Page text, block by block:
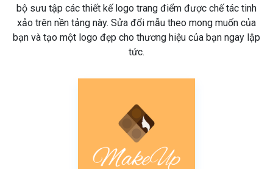
bộ sưu tập các thiết kế logo trang điểm được chế tác tinh
xảo trên nền tảng này. Sửa đổi mẫu theo mong muốn của
bạn và tạo một logo đẹp cho thương hiệu của bạn ngay lập
tức.